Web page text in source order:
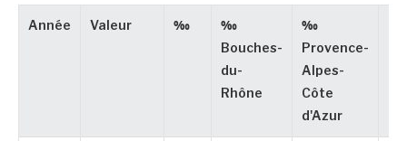
Année Valeur ‰
‰
Bouches-
du-
Rhône
‰
Provence-
Alpes-
Côte
d'Azur